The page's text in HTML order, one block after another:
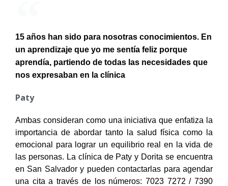
15 años han sido para nosotras conocimientos. En
un aprendizaje que yo me sentía feliz porque
aprendía, partiendo de todas las necesidades que
nos expresaban en la clínica
Paty
Ambas consideran como una iniciativa que enfatiza la
importancia de abordar tanto la salud física como la
emocional para lograr un equilibrio real en la vida de
las personas. La clínica de Paty y Dorita se encuentra
en San Salvador y pueden contactarlas para agendar
una cita a través de los números: 7023 7272 / 7390